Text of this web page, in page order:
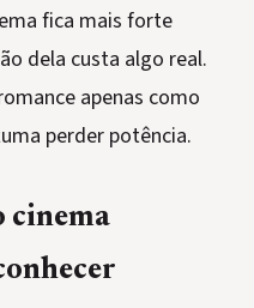
fica mais forte
dela custa algo real.
apenas como
perder potência.
cinema